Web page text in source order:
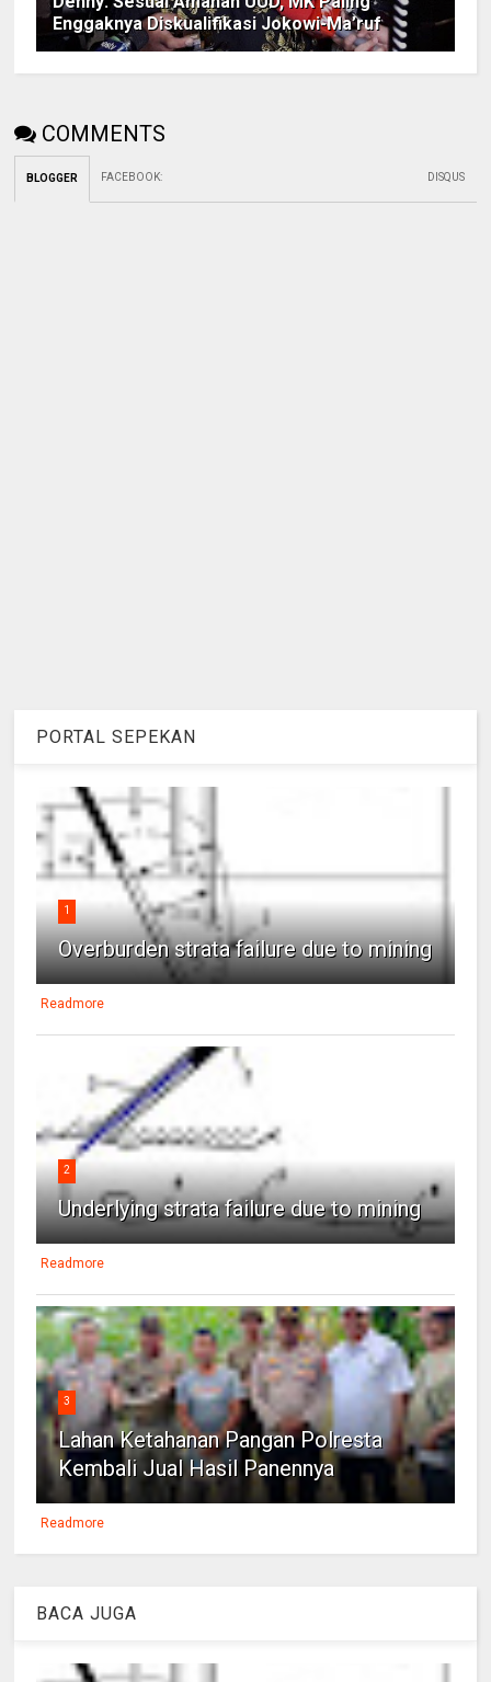
Enggaknya Diskualifikasi Jokowi-Ma’ruf
COMMENTS
BLOGGER FACEBOOK: DISQUS
PORTAL SEPEKAN
1
Overburden strata failure due to mining
Readmore
2
Underlying strata failure due to mining
Readmore
3
Lahan Ketahanan Pangan Polresta
Kembali Jual Hasil Panennya
Readmore
BACA JUGA